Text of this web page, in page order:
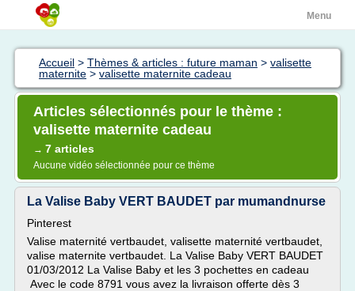
Menu
Accueil > Thèmes & articles : future maman > valisette
maternite > valisette maternite cadeau
Articles sélectionnés pour le thème :
valisette maternite cadeau
→ 7 articles
Aucune vidéo sélectionnée pour ce thème
La Valise Baby VERT BAUDET par mumandnurse
Pinterest
Valise maternité vertbaudet, valisette maternité vertbaudet,
valise maternite vertbaudet. La Valise Baby VERT BAUDET
01/03/2012 La Valise Baby et les 3 pochettes en cadeau
Avec le code 8791 vous avez la livraison offerte dès 3